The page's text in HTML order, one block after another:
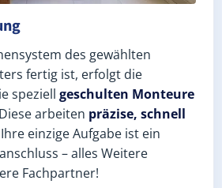
des gewählten
fertig ist, erfolgt die
speziell geschulten Monteure
arbeiten präzise, schnell
einzige Aufgabe ist ein
– alles Weitere
Fachpartner!